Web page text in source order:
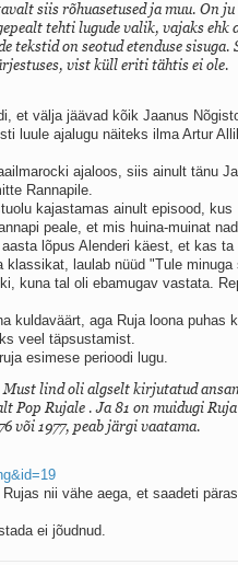
siis rõhuasetused ja muu. On
tehti lugude valik, vajaks ehk
tekstid on seotud etenduse sisuga.
vist küll eriti tähtis ei ole.
et välja jäävad kõik Jaanus
luule ajalugu näiteks ilma Artur
ajaloos, siis ainult tänu
Rannapile.
kajastamas ainult episood, kus
peale, et mis huina-muinat
lõpus Alenderi käest, et kas
klassikat, laulab nüüd "Tule minuga
kuna tal oli ebamugav vastata.
kuldaväärt, aga Ruja loona puhas
veel täpsustamist.
esimese perioodi lugu.
Must lind oli algselt kirjutatud
Pop Rujale . Ja 81 on muidugi
või 1977, peab järgi vaatama.
nii vähe aega, et saadeti
ei jõudnud.